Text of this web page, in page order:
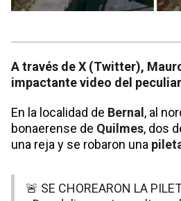
A través de X (Twitter),
impactante video del
En la localidad de Bernal , al
bonaerense de Quilmes, dos
una reja y se robaron una
🚨 SE CHOREARON LA